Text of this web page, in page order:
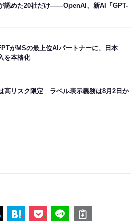
認めた20社だけ——OpenAI、新AI「GPT-
がMSの最上位AIパートナーに、日本
を本格化
高リスク限定 ラベル表示義務は8月2日か